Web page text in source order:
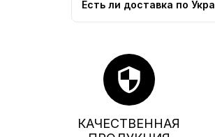
Есть ли доставка по
security
КАЧЕСТВЕННАЯ